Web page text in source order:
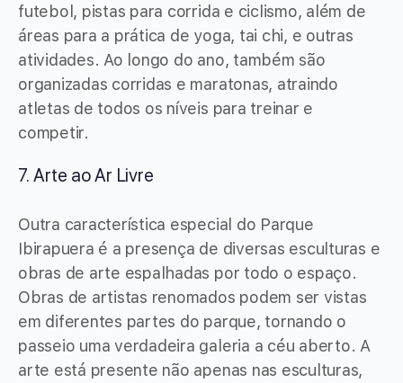
futebol, pistas para corrida e ciclismo, além de
áreas para a prática de yoga, tai chi, e outras
atividades. Ao longo do ano, também são
organizadas corridas e maratonas, atraindo
atletas de todos os níveis para treinar e
competir.
7. Arte ao Ar Livre
Outra característica especial do Parque
Ibirapuera é a presença de diversas esculturas e
obras de arte espalhadas por todo o espaço.
Obras de artistas renomados podem ser vistas
em diferentes partes do parque, tornando o
passeio uma verdadeira galeria a céu aberto. A
arte está presente não apenas nas esculturas,